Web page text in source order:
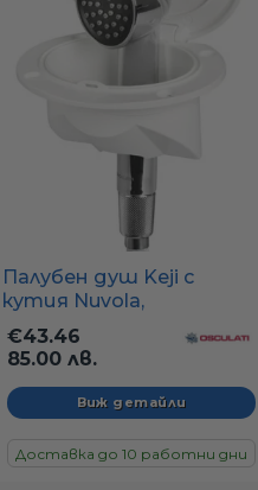
Палубен душ Keji с
кутия Nuvola,
хоризонтален монтаж,
120 x 100 мм
€43.46
85.00 лв.
Виж детайли
Доставка до 10 работни дни